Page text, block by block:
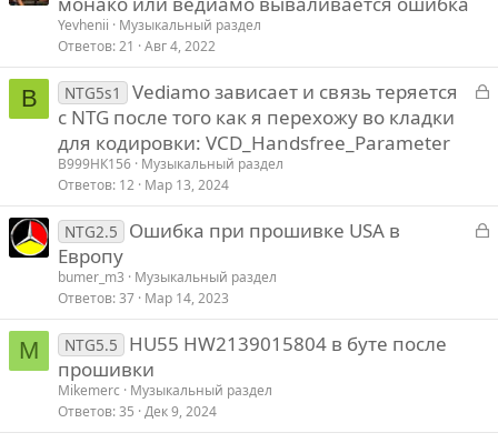
Yevhenii
Музыкальный раздел
Ответов 21 Авг 4, 2022
В
З
т
NTG5s1
Vediamo зависает и связь теряется
с NTG после того как я перехожу во кладки
для кодировки: VCD_Handsfree_Parameter
В999НК156 Музыкальный раздел
Ответов 12 Мар 13, 2024
З
NTG2.5
Ошибка при прошивке USA в
Европу
bumer_m3
Музыкальный раздел
Ответов 37 Мар 14, 2023
M NTG5.5
HU55 HW2139015804 в буте после
прошивки
Mikemerc
Музыкальный раздел
Ответов 35 Дек 9, 2024